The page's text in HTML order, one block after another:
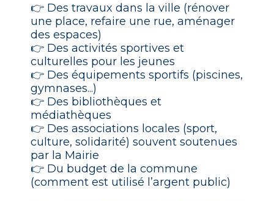
👉 Des travaux dans la ville (rénover
une place, refaire une rue, aménager
des espaces)
👉 Des activités sportives et
culturelles pour les jeunes
👉 Des équipements sportifs (piscines,
gymnases...)
👉 Des bibliothèques et
médiathèques
👉 Des associations locales (sport,
culture, solidarité) souvent soutenues
par la Mairie
👉 Du budget de la commune
(comment est utilisé l’argent public)